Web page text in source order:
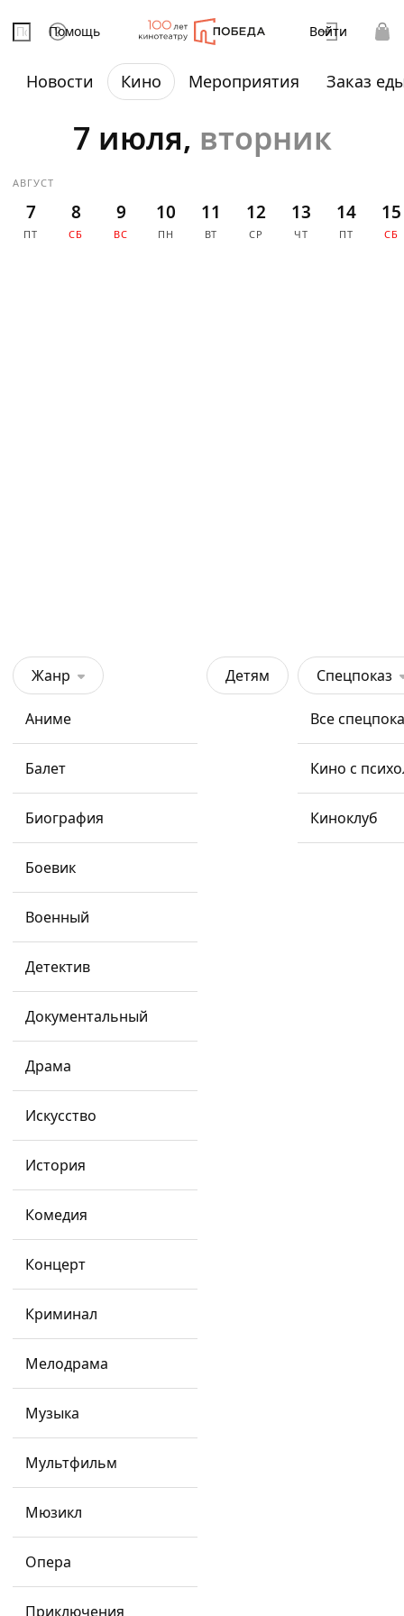
Помощь Войти
Новости Кино Мероприятия Заказ
7 июля, вторник
АВГУСТ
7
ПТ
8
СБ
9
ВС
10
ПН
11
ВТ
12
СР
13
ЧТ
14
ПТ
15
СБ
Жанр
Аниме
Балет
Биография
Боевик
Военный
Детектив
Документальный
Драма
Искусство
История
Комедия
Концерт
Криминал
Мелодрама
Музыка
Мультфильм
Мюзикл
Опера
Приключения
Детям Спецпоказ
Все
Кино с
Киноклуб
Подходящих фильмов не найдено
Подпишитесь
на анонсы событий
Афиша
Гастрономия
Организациям